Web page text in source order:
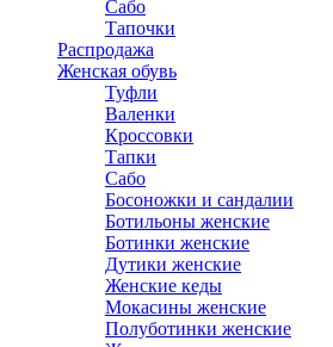
Сабо
Тапочки
Распродажа
Женская обувь
Туфли
Валенки
Кроссовки
Тапки
Сабо
Босоножки и сандалии
Ботильоны женские
Ботинки женские
Дутики женские
Женские кеды
Мокасины женские
Полуботинки женские